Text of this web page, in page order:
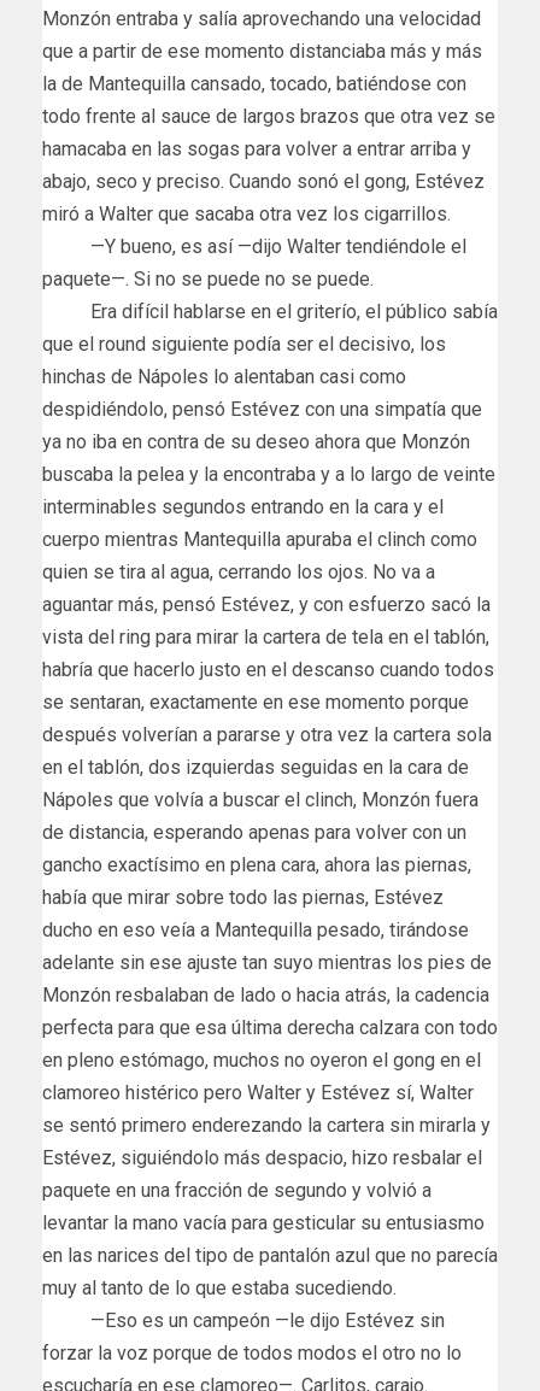
Monzón entraba y salía aprovechando una velocidad
que a partir de ese momento distanciaba más y más
la de Mantequilla cansado, tocado, batiéndose con
todo frente al sauce de largos brazos que otra vez se
hamacaba en las sogas para volver a entrar arriba y
abajo, seco y preciso. Cuando sonó el gong, Estévez
miró a Walter que sacaba otra vez los cigarrillos.
—Y bueno, es así —dijo Walter tendiéndole el
paquete—. Si no se puede no se puede.
Era difícil hablarse en el griterío, el público sabía
que el round siguiente podía ser el decisivo, los
hinchas de Nápoles lo alentaban casi como
despidiéndolo, pensó Estévez con una simpatía que
ya no iba en contra de su deseo ahora que Monzón
buscaba la pelea y la encontraba y a lo largo de veinte
interminables segundos entrando en la cara y el
cuerpo mientras Mantequilla apuraba el clinch como
quien se tira al agua, cerrando los ojos. No va a
aguantar más, pensó Estévez, y con esfuerzo sacó la
vista del ring para mirar la cartera de tela en el tablón,
habría que hacerlo justo en el descanso cuando todos
se sentaran, exactamente en ese momento porque
después volverían a pararse y otra vez la cartera sola
en el tablón, dos izquierdas seguidas en la cara de
Nápoles que volvía a buscar el clinch, Monzón fuera
de distancia, esperando apenas para volver con un
gancho exactísimo en plena cara, ahora las piernas,
había que mirar sobre todo las piernas, Estévez
ducho en eso veía a Mantequilla pesado, tirándose
adelante sin ese ajuste tan suyo mientras los pies de
Monzón resbalaban de lado o hacia atrás, la cadencia
perfecta para que esa última derecha calzara con todo
en pleno estómago, muchos no oyeron el gong en el
clamoreo histérico pero Walter y Estévez sí, Walter
se sentó primero enderezando la cartera sin mirarla y
Estévez, siguiéndolo más despacio, hizo resbalar el
paquete en una fracción de segundo y volvió a
levantar la mano vacía para gesticular su entusiasmo
en las narices del tipo de pantalón azul que no parecía
muy al tanto de lo que estaba sucediendo.
—Eso es un campeón —le dijo Estévez sin
forzar la voz porque de todos modos el otro no lo
escucharía en ese clamoreo—. Carlitos, carajo.